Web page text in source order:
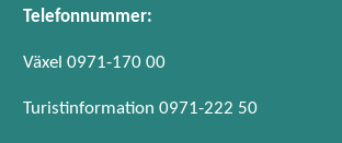
Telefonnummer:
Växel 0971-170 00
Turistinformation 0971-222 50